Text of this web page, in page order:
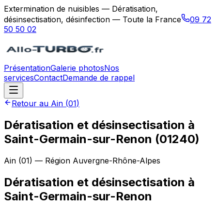
Extermination de nuisibles — Dératisation,
désinsectisation, désinfection — Toute la France
09 72
50 50 02
PrésentationGalerie photosNos
servicesContactDemande de rappel
Retour au Ain (01)
Dératisation et désinsectisation à
Saint-Germain-sur-Renon (01240)
Ain (01) — Région Auvergne-Rhône-Alpes
Dératisation et désinsectisation à
Saint-Germain-sur-Renon